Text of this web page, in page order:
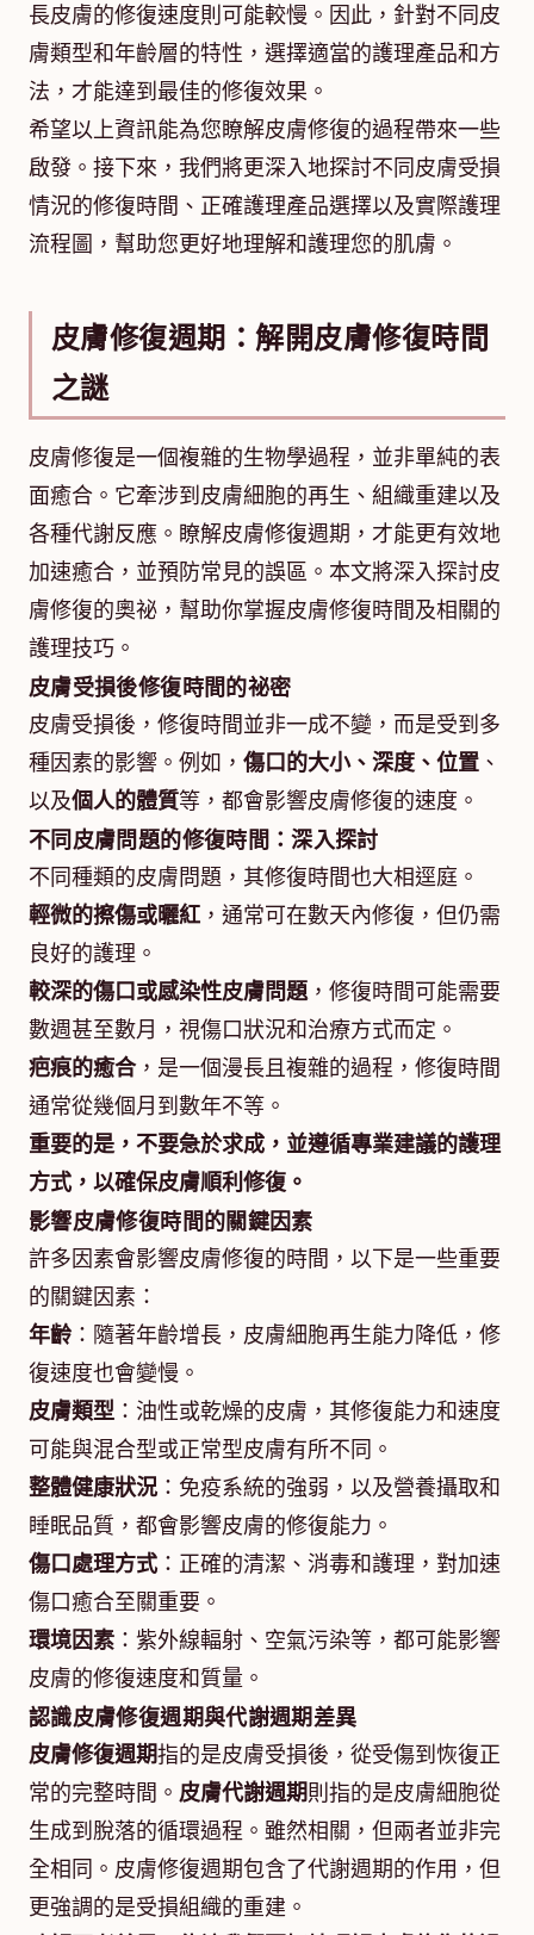
長皮膚的修復速度則可能較慢。因此，針對不同皮
膚類型和年齡層的特性，選擇適當的護理產品和方
法，才能達到最佳的修復效果。
希望以上資訊能為您瞭解皮膚修復的過程帶來一些
啟發。接下來，我們將更深入地探討不同皮膚受損
情況的修復時間、正確護理產品選擇以及實際護理
流程圖，幫助您更好地理解和護理您的肌膚。
皮膚修復週期：解開皮膚修復時間
之謎
皮膚修復是一個複雜的生物學過程，並非單純的表
面癒合。它牽涉到皮膚細胞的再生、組織重建以及
各種代謝反應。瞭解皮膚修復週期，才能更有效地
加速癒合，並預防常見的誤區。本文將深入探討皮
膚修復的奧祕，幫助你掌握皮膚修復時間及相關的
護理技巧。
皮膚受損後修復時間的祕密
皮膚受損後，修復時間並非一成不變，而是受到多
種因素的影響。例如， 傷口的大小、深度、位置 、
以及個人的體質等，都會影響皮膚修復的速度。
不同皮膚問題的修復時間：深入探討
不同種類的皮膚問題，其修復時間也大相逕庭。
輕微的擦傷或曬紅 ，通常可在數天內修復，但仍需
良好的護理。
較深的傷口或感染性皮膚問題，修復時間可能需要
數週甚至數月，視傷口狀況和治療方式而定。
疤痕的癒合，是一個漫長且複雜的過程，修復時間
通常從幾個月到數年不等。
重要的是，不要急於求成，並遵循專業建議的護理
方式，以確保皮膚順利修復。
影響皮膚修復時間的關鍵因素
許多因素會影響皮膚修復的時間，以下是一些重要
的關鍵因素：
年齡 ：隨著年齡增長，皮膚細胞再生能力降低，修
復速度也會變慢。
皮膚類型 ：油性或乾燥的皮膚，其修復能力和速度
可能與混合型或正常型皮膚有所不同。
整體健康狀況 ：免疫系統的強弱，以及營養攝取和
睡眠品質，都會影響皮膚的修復能力。
傷口處理方式：正確的清潔、消毒和護理，對加速
傷口癒合至關重要。
環境因素 ：紫外線輻射、空氣污染等，都可能影響
皮膚的修復速度和質量。
認識皮膚修復週期與代謝週期差異
皮膚修復週期指的是皮膚受損後，從受傷到恢復正
常的完整時間。 皮膚代謝週期則指的是皮膚細胞從
生成到脫落的循環過程。雖然相關，但兩者並非完
全相同。皮膚修復週期包含了代謝週期的作用，但
更強調的是受損組織的重建。